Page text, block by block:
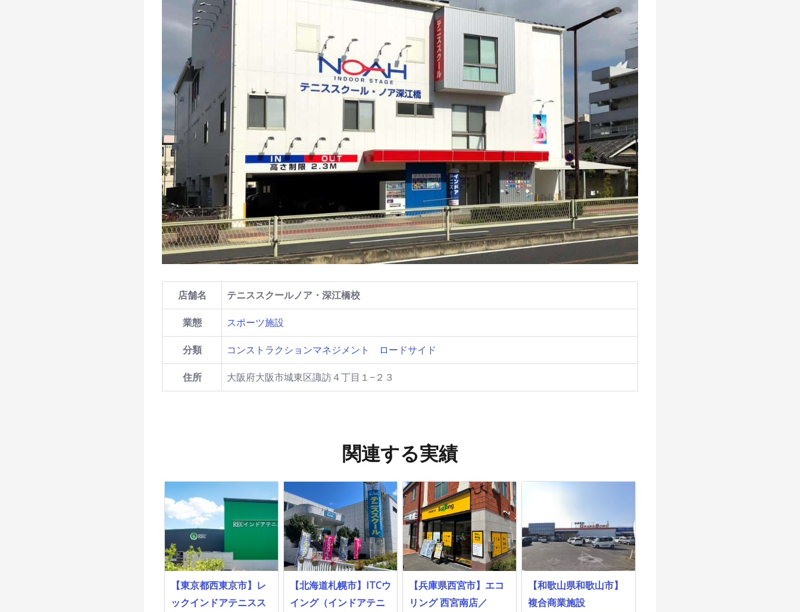
店舗名 テニススクールノア・深江橋校
業態 スポーツ施設
分類 コンストラクションマネジメント ロードサイド
住所 大阪府大阪市城東区諏訪４丁目１−２３
関連する実績
【東京都西東京市】レ
ックインドアテニスス
【北海道札幌市】ITCウ
イング（インドアテニ
【兵庫県西宮市】エコ
リング 西宮南店／
【和歌山県和歌山市】
複合商業施設